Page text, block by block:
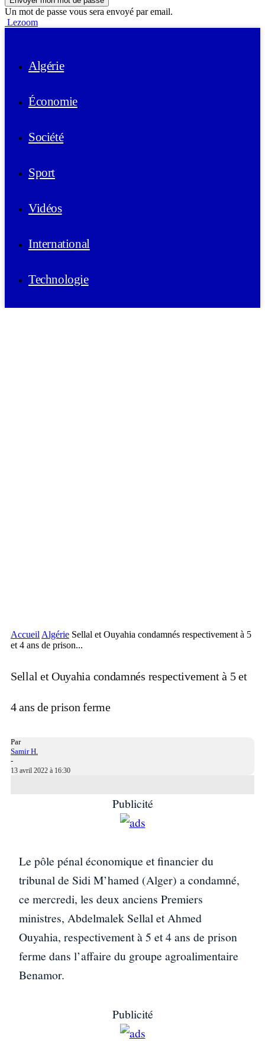
Un mot de passe vous sera envoyé par email.
Lezoom
Algérie
Économie
Société
Sport
Vidéos
International
Technologie
Accueil Algérie Sellal et Ouyahia condamnés respectivement à 5
et 4 ans de prison...
Sellal et Ouyahia condamnés respectivement à 5 et
4 ans de prison ferme
Par
Samir H.
-
13 avril 2022 à 16:30
Publicité
Le pôle pénal économique et financier du
tribunal de Sidi M’hamed (Alger) a condamné,
ce mercredi, les deux anciens Premiers
ministres, Abdelmalek Sellal et Ahmed
Ouyahia, respectivement à 5 et 4 ans de prison
ferme dans l’affaire du groupe agroalimentaire
Benamor.
Publicité